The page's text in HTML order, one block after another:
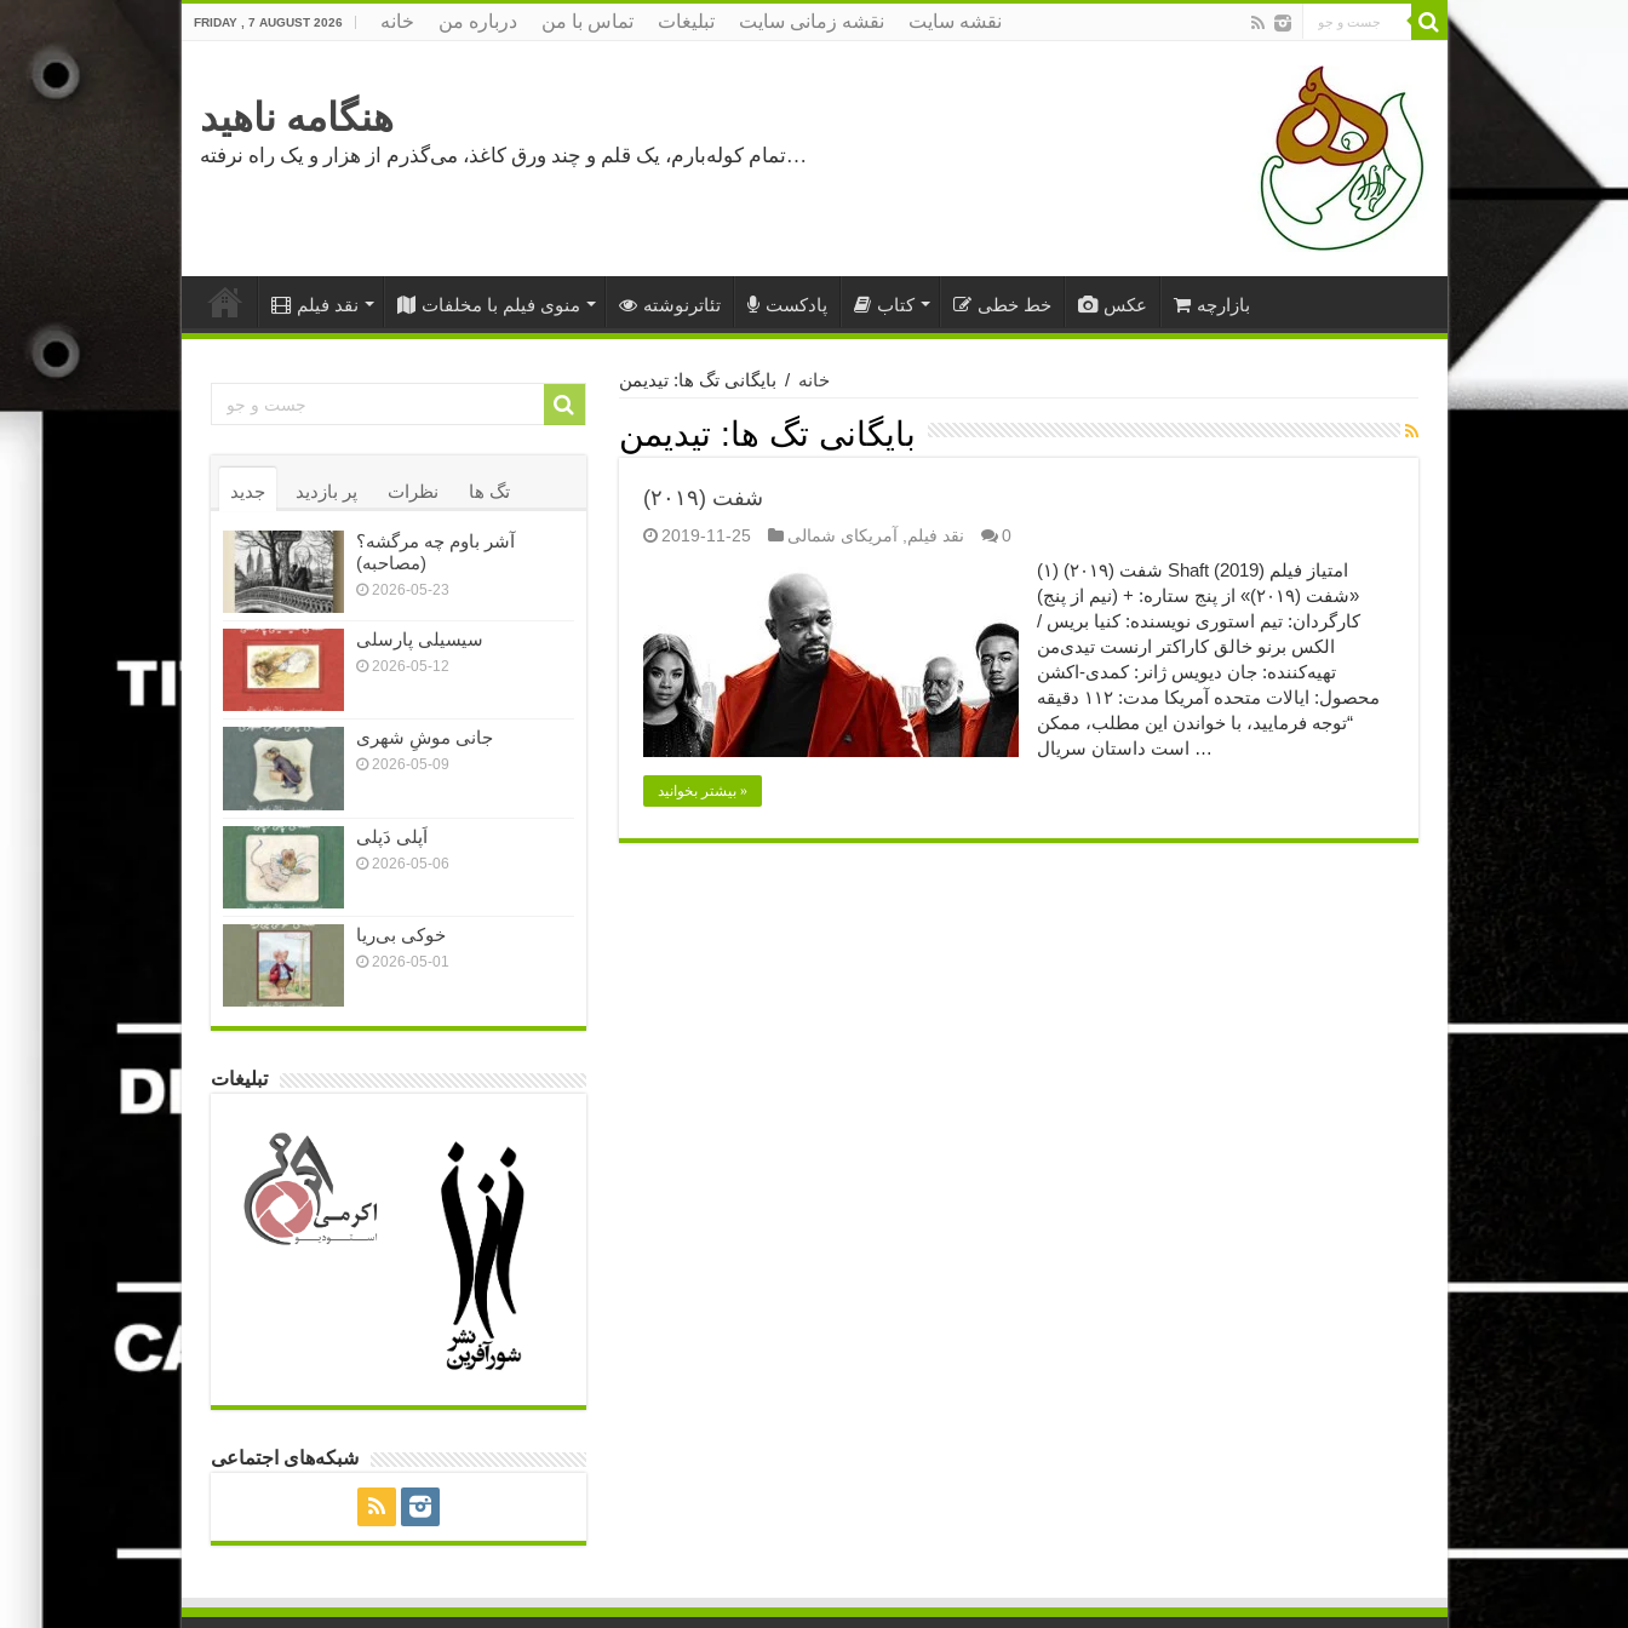
FRIDAY , 7 AUGUST 2026 خانه درباره من تماس با من تبلیغات نقشه زمانی سایت نقشه سایت
هنگامه ناهید
تمام کوله‌بارم، یک قلم و چند ورق کاغذ، می‌گذرم از هزار و یک راه نرفته…
نقد فیلم منوی فیلم با مخلفات تئاترنوشته پادکست کتاب خط خطی عکس بازارچه
خانه / بایگانی تگ ها: تیدیمن
بایگانی تگ ها: تیدیمن
شفت (۲۰۱۹)
2019-11-25 نقد فیلم آمریکای شمالی 0
شفت (۲۰۱۹) (۱) Shaft (2019) امتیاز فیلم
«شفت (۲۰۱۹)» از پنج ستاره: + (نیم از پنج)
کارگردان: تیم استوری نویسنده: کنیا بریس /
الکس برنو خالق کاراکتر ارنست تیدی‌من
تهیه‌کننده: جان دیویس ژانر: کمدی-اکشن
محصول: ایالات متحده آمریکا مدت: ۱۱۲ دقیقه
“توجه فرمایید،‌ با خواندن این مطلب، ممکن
است داستان سریال …
بیشتر بخوانید »
جدید پر بازدید نظرات تگ ها
آشر باوم چه مرگشه؟
(مصاحبه)
2026-05-23
سیسیلی پارسلی
2026-05-12
جانی موشِ شهری
2026-05-09
اَپلی دَپلی
2026-05-06
خوکی بی‌ریا
2026-05-01
تبلیغات
شبکه‌های اجتماعی